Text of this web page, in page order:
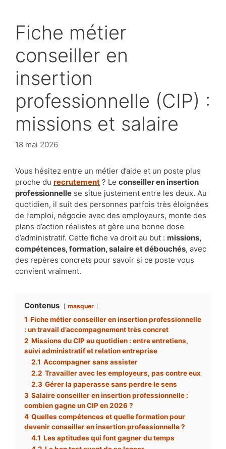
Fiche métier
conseiller en
insertion
professionnelle (CIP) :
missions et salaire
18 mai 2026
Vous hésitez entre un métier d’aide et un poste plus
proche du recrutement ? Le conseiller en insertion
professionnelle se situe justement entre les deux. Au
quotidien, il suit des personnes parfois très éloignées
de l’emploi, négocie avec des employeurs, monte des
plans d’action réalistes et gère une bonne dose
d’administratif. Cette fiche va droit au but : missions,
compétences, formation, salaire et débouchés, avec
des repères concrets pour savoir si ce poste vous
convient vraiment.
Contenus masquer
1 Fiche métier conseiller en insertion professionnelle
: un travail d’accompagnement très concret
2 Missions du CIP au quotidien : entre entretiens,
suivi administratif et relation entreprise
2.1 Accompagner sans assister
2.2 Travailler avec les employeurs, pas contre eux
2.3 Gérer la paperasse sans perdre le sens
3 Salaire conseiller en insertion professionnelle :
combien gagne un CIP en 2026 ?
4 Quelles compétences et quelle formation pour
devenir conseiller en insertion professionnelle ?
4.1 Les aptitudes qui font gagner du temps